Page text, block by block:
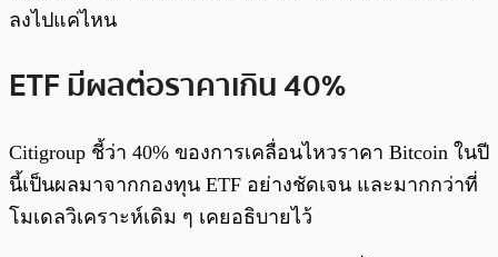
ลงไปแค่ไหน
ETF มีผลต่อราคาเกิน 40%
Citigroup ชี้ว่า 40% ของการเคลื่อนไหวราคา Bitcoin ในปี
นี้เป็นผลมาจากกองทุน ETF อย่างชัดเจน และมากกว่าที่
โมเดลวิเคราะห์เดิม ๆ เคยอธิบายไว้